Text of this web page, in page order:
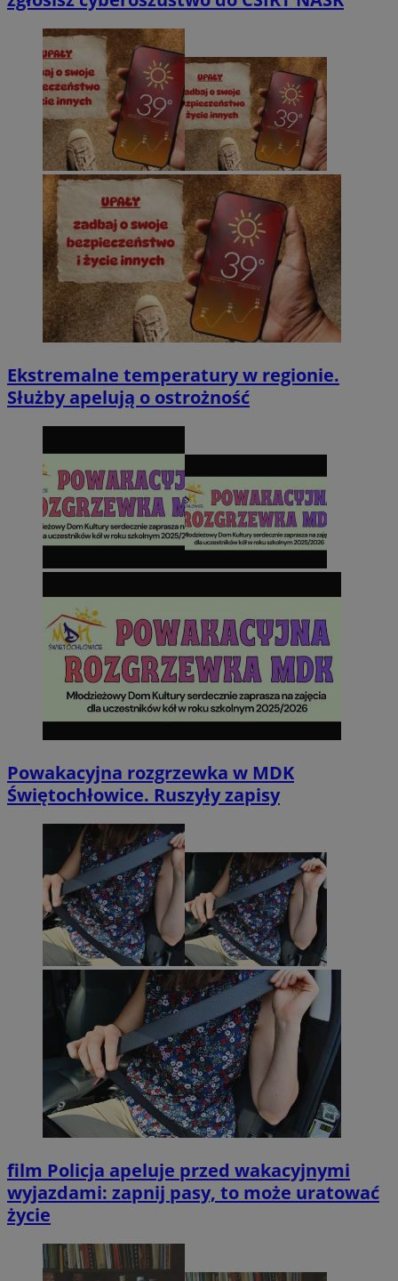
Ekstremalne temperatury w regionie.
Służby apelują o ostrożność
Powakacyjna rozgrzewka w MDK
Świętochłowice. Ruszyły zapisy
film Policja apeluje przed wakacyjnymi
wyjazdami: zapnij pasy, to może uratować
życie